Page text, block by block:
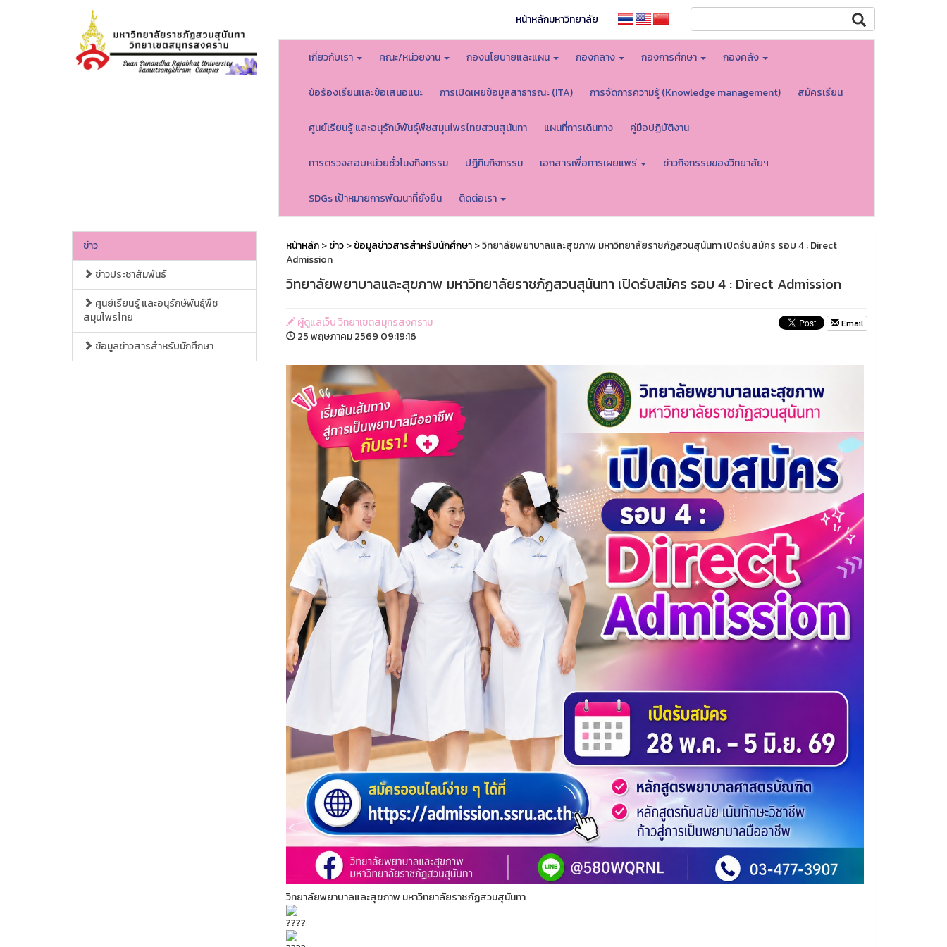
หน้าหลักมหาวิทยาลัย
เกี่ยวกับเรา คณะ/หน่วยงาน กองนโยบายและแผน กองกลาง กองการศึกษา กองคลัง
ข้อร้องเรียนเเละข้อเสนอแนะ การเปิดเผยข้อมูลสาธารณะ (ITA) การจัดการความรู้ (Knowledge management) สมัครเรียน
ศูนย์เรียนรู้ และอนุรักษ์พันธุ์พืชสมุนไพรไทยสวนสุนันทา แผนที่การเดินทาง คู่มือปฏิบัติงาน
การตรวจสอบหน่วยชั่วโมงกิจกรรม ปฏิทินกิจกรรม เอกสารเพื่อการเผยแพร่ ข่าวกิจกรรมของวิทยาลัยฯ
SDGs เป้าหมายการพัฒนาที่ยั่งยืน ติดต่อเรา
ข่าว
ข่าวประชาสัมพันธ์
ศูนย์เรียนรู้ และอนุรักษ์พันธุ์พืช
สมุนไพรไทย
ข้อมูลข่าวสารสำหรับนักศึกษา
หน้าหลัก>ข่าว>ข้อมูลข่าวสารสำหรับนักศึกษา> วิทยาลัยพยาบาลและสุขภาพ มหาวิทยาลัยราชภัฏสวนสุนันทา เปิดรับสมัคร รอบ 4 : Direct
Admission
วิทยาลัยพยาบาลและสุขภาพ มหาวิทยาลัยราชภัฏสวนสุนันทา เปิดรับสมัคร รอบ 4 : Direct Admission
ผู้ดูแลเว็บ วิทยาเขตสมุทรสงคราม
25 พฤษภาคม 2569 09:19:16
Email
วิทยาลัยพยาบาลและสุขภาพ มหาวิทยาลัยราชภัฏสวนสุนันทา